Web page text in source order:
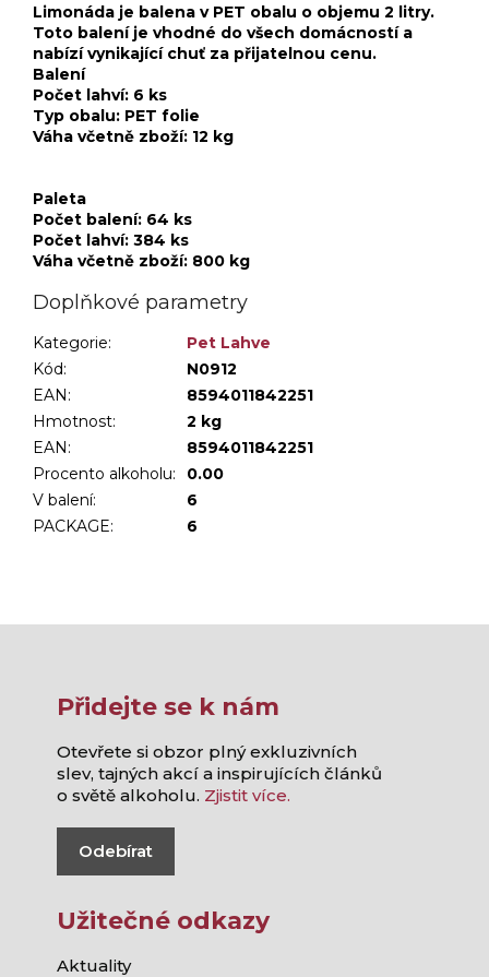
Limonáda je balena v PET obalu o objemu 2 litry.
Toto balení je vhodné do všech domácností a
nabízí vynikající chuť za přijatelnou cenu.
Balení
Počet lahví: 6 ks
Typ obalu: PET folie
Váha včetně zboží: 12 kg
Paleta
Počet balení: 64 ks
Počet lahví: 384 ks
Váha včetně zboží: 800 kg
Doplňkové parametry
Kategorie:
Pet Lahve
Kód:
N0912
EAN:
8594011842251
Hmotnost:
2 kg
EAN:
8594011842251
Procento alkoholu:
0.00
V balení:
6
PACKAGE: 6
Přidejte se k nám
Otevřete si obzor plný exkluzivních
slev, tajných akcí a inspirujících článků
o světě alkoholu. Zjistit více.
Odebírat
Užitečné odkazy
Aktuality